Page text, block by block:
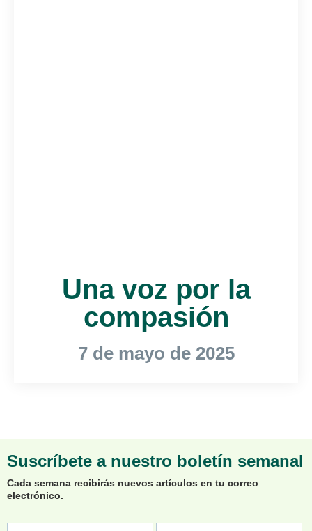
Una voz por la
compasión
7 de mayo de 2025
Suscríbete a nuestro boletín semanal
Cada semana recibirás nuevos artículos en tu correo
electrónico.